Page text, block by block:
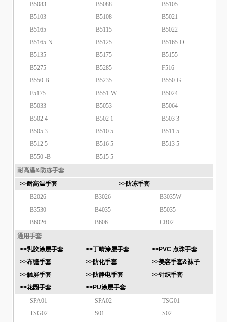
B5083
B5088
B5105
B5103
B5108
B5021
B5165
B5115
B5022
B5165-N
B5125
B5165-O
B5135
B5175
B5155
B5275
B5285
F516
B550-B
B5235
B550-G
F5175
B551-W
B5024
B5033
B5053
B5064
B502 4
B502 1
B503 3
B505 3
B510 5
B511 5
B512 5
B516 5
B513 5
B550 -B
B515 5
耐高温&防冻手套
>>耐高温手套
>>防冻手套
B2026
B3026
B3035W
B3530
B4035
B5035
B6026
B606
CR02
通用手套
>>乳胶涂层手套
>>丁晴涂层手套
>>PVC 点珠手套
>>布缝手套
>>防化手套
>>美容手套&袜子
>>触屏手套
>>防静电手套
>>针织手套
>>花园手套
>>PU涂层手套
SPA01
SPA02
TSG01
TSG02
S01
S02